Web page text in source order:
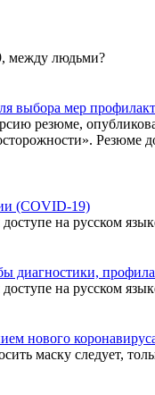
между людьми?
выбора мер
резюме,
Резюме
(COVID-19)
на русском
диагностики,
на русском
нового
маску следует,